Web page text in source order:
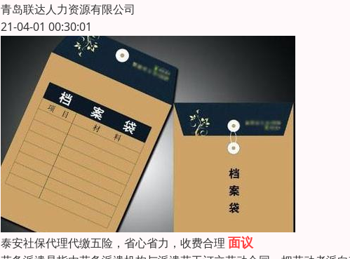
青岛联达人力资源有限公司
21-04-01 00:30:01
泰安社保代理代缴五险，省心省力，收费合理 面议